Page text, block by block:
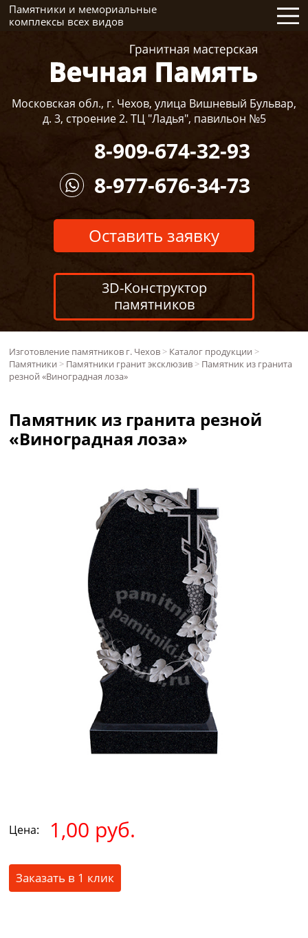
Памятники и мемориальные
комплексы всех видов
Московская обл., г. Чехов, улица Вишневый Бульвар,
д. 3, строение 2. ТЦ "Ладья", павильон №5
8-909-674-32-93
8-977-676-34-73
Оставить заявку
3D-Конструктор
памятников
Изготовление памятников г. Чехов > Каталог продукции >
Памятники > Памятники гранит эксклюзив > Памятник из гранита
резной «Виноградная лоза»
Памятник из гранита резной
«Виноградная лоза»
Цена: 1,00 руб.
Заказать в 1 клик